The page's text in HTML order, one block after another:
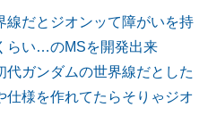
線だとジオンッて障がいを持
らい…のMSを開発出来
ガンダムの世界線だとした
仕様を作れてたらそりゃジオ